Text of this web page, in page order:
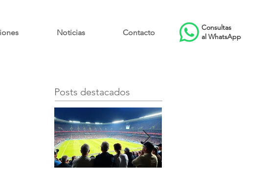
Noticias Contacto
Consultas
al WhatsApp
Posts destacados